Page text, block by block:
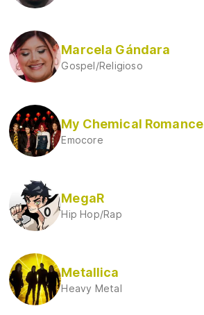
Marcela Gándara
Gospel/Religioso
My Chemical Romance
Emocore
MegaR
Hip Hop/Rap
Metallica
Heavy Metal